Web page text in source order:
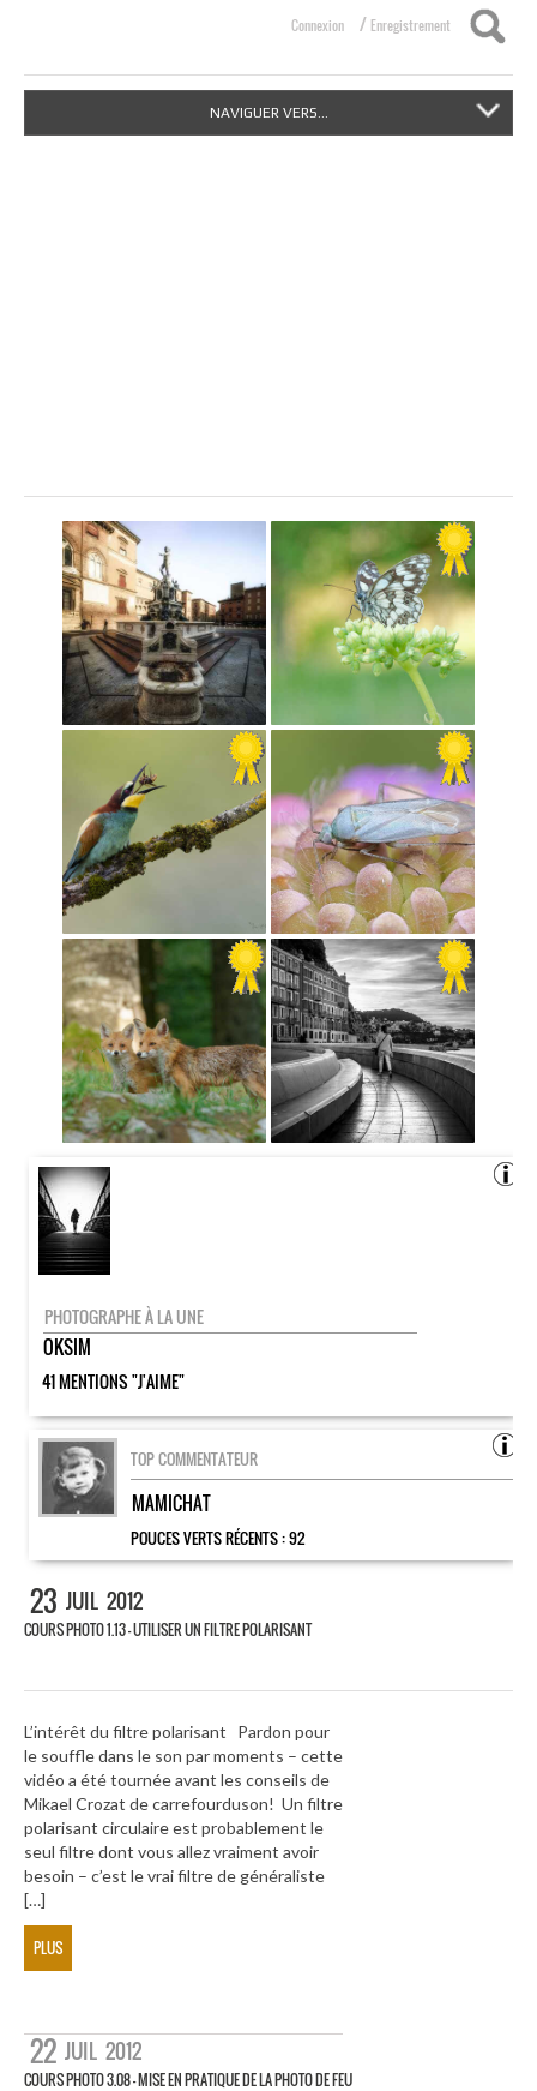
Connexion / Enregistrement
NAVIGUER VERS...
PHOTOGRAPHE À LA UNE
OKSIM
41 MENTIONS "J'AIME"
TOP COMMENTATEUR
MAMICHAT
POUCES VERTS RÉCENTS :92
23 JUIL 2012
COURS PHOTO 1.13 – UTILISER UN FILTRE POLARISANT
L’intérêt du filtre polarisant Pardon pour
le souffle dans le son par moments – cette
vidéo a été tournée avant les conseils de
Mikael Crozat de carrefourduson! Un filtre
polarisant circulaire est probablement le
seul filtre dont vous allez vraiment avoir
besoin – c’est le vrai filtre de généraliste
[…]
PLUS
22 JUIL 2012
COURS PHOTO 3.08 – MISE EN PRATIQUE DE LA PHOTO DE FEU